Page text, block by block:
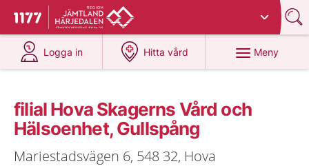
Till startsidan för 1177
Du har valt region
Logga in
på 1177.se
Hitta vård
på 1177.se
Meny
filial Hova Skagerns Vård och
Hälsoenhet, Gullspång
Mariestadsvägen 6, 548 32, Hova